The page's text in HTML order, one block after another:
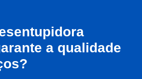
a qualidade